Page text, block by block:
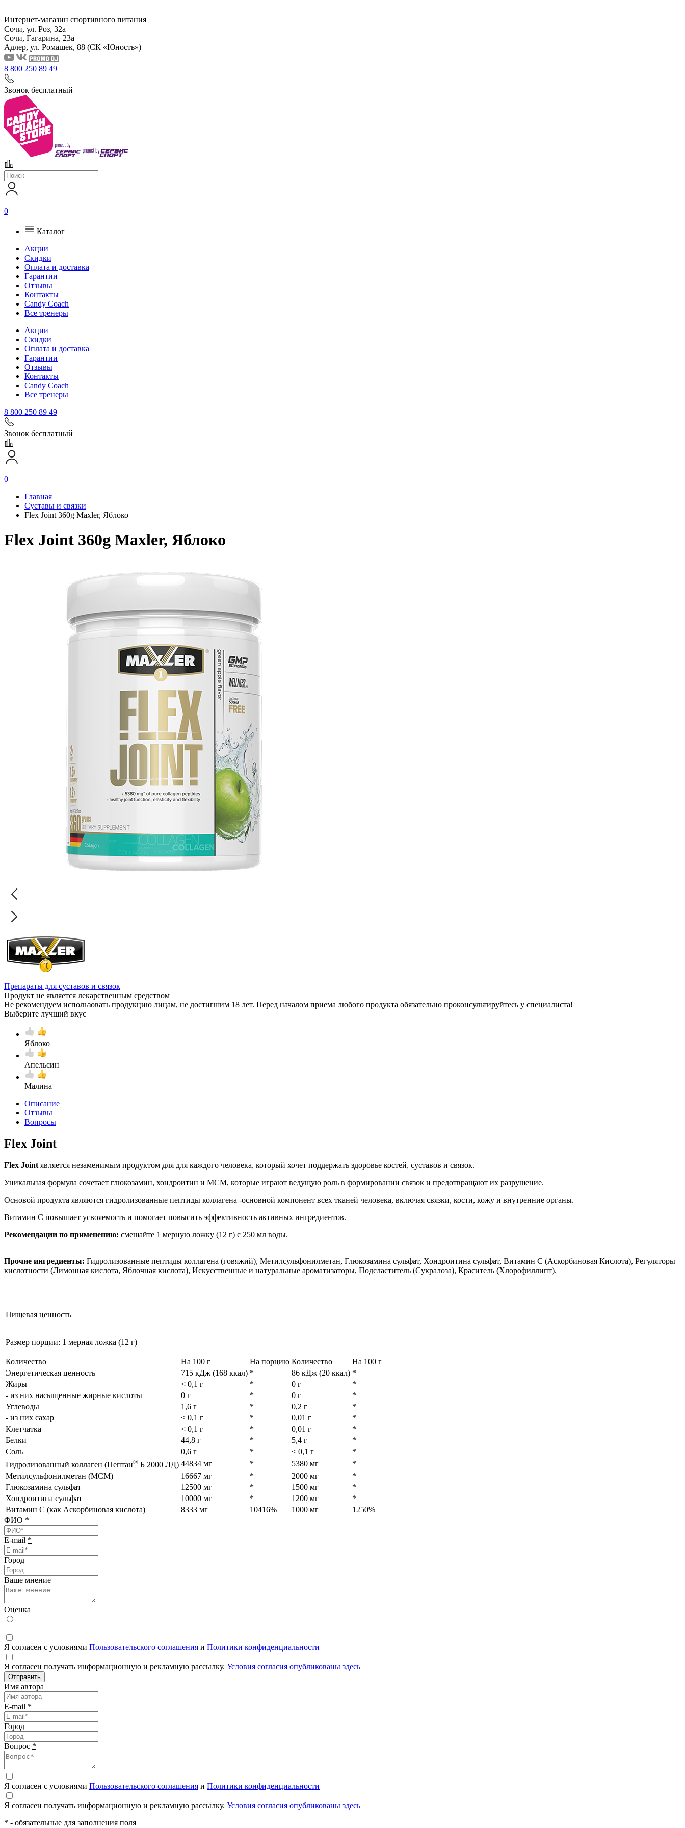
Интернет-магазин спортивного питания
Сочи, ул. Роз, 32а
Сочи, Гагарина, 23а
Адлер, ул. Ромашек, 88 (СК «Юность»)
8 800 250 89 49
Звонок бесплатный
0
Каталог
Акции
Скидки
Оплата и доставка
Гарантии
Отзывы
Контакты
Candy Coach
Все тренеры
Акции
Скидки
Оплата и доставка
Гарантии
Отзывы
Контакты
Candy Coach
Все тренеры
8 800 250 89 49
Звонок бесплатный
0
Главная
Суставы и связки
Flex Joint 360g Maxler, Яблоко
Flex Joint 360g Maxler, Яблоко
Препараты для суставов и связок
Продукт не является лекарственным средством
Не рекомендуем использовать продукцию лицам, не достигшим 18 лет. Перед началом приема любого продукта обязательно проконсультируйтесь у специалиста!
Выберите лучший вкус
Яблоко
Апельсин
Малина
Описание
Отзывы
Вопросы
Flex Joint
Flex Joint является незаменимым продуктом для для каждого человека, который хочет поддержать здоровье костей, суставов и связок.
Уникальная формула сочетает глюкозамин, хондроитин и МСМ, которые играют ведущую роль в формировании связок и предотвращают их разрушение.
Основой продукта являются гидролизованные пептиды коллагена -основной компонент всех тканей человека, включая связки, кости, кожу и внутренние органы.
Витамин С повышает усвояемость и помогает повысить эффективность активных ингредиентов.
Рекомендации по применению: смешайте 1 мерную ложку (12 г) с 250 мл воды.
Прочие ингредиенты: Гидролизованные пептиды коллагена (говяжий), Метилсульфонилметан, Глюкозамина сульфат, Хондроитина сульфат, Витамин C (Аскорбиновая Кислота), Регуляторы
кислотности (Лимонная кислота, Яблочная кислота), Искусственные и натуральные ароматизаторы, Подсластитель (Сукралоза), Краситель (Хлорофиллипт).
Пищевая ценность
Размер порции: 1 мерная ложка (12 г)
Количество На 100 г На порцию Количество
На 100 г
Энергетическая ценность
715 кДж (168 ккал) * 86 кДж (20 ккал) *
Жиры
< 0,1 г * 0 г
*
- из них насыщенные жирные кислоты
0 г * 0 г
*
Углеводы
1,6 г * 0,2 г
*
- из них сахар
< 0,1 г * 0,01 г
*
Клетчатка
< 0,1 г * 0,01 г
*
Белки
44,8 г * 5,4 г
*
Соль
0,6 г * < 0,1 г
*
Гидролизованный коллаген (Пептан® Б 2000 ЛД) 44834 мг * 5380 мг
*
Метилсульфонилметан (МСМ)
16667 мг * 2000 мг
*
Глюкозамина сульфат
12500 мг * 1500 мг
*
Хондроитина сульфат
10000 мг * 1200 мг
*
Витамин C (как Аскорбиновая кислота)
8333 мг 10416% 1000 мг
1250%
ФИО *
E-mail *
Город
Ваше мнение
Оценка
Я согласен с условиями Пользовательского соглашения и Политики конфиденциальности
Я согласен получать информационную и рекламную рассылку. Условия согласия опубликованы здесь
Отправить
Имя автора
E-mail *
Город
Вопрос *
Я согласен с условиями Пользовательского соглашения и Политики конфиденциальности
Я согласен получать информационную и рекламную рассылку. Условия согласия опубликованы здесь
* - обязательные для заполнения поля